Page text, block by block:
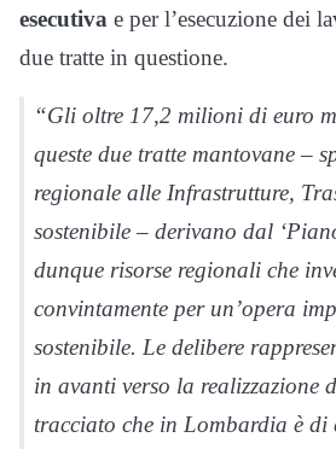
esecutiva e per l’esecuzione dei
due tratte in questione.
“Gli oltre 17,2 milioni di euro
queste due tratte mantovane –
regionale alle Infrastrutture,
sostenibile – derivano dal
dunque risorse regionali che
convintamente per un’opera
sostenibile. Le delibere
in avanti verso la realizzazione
tracciato che in Lombardia è di